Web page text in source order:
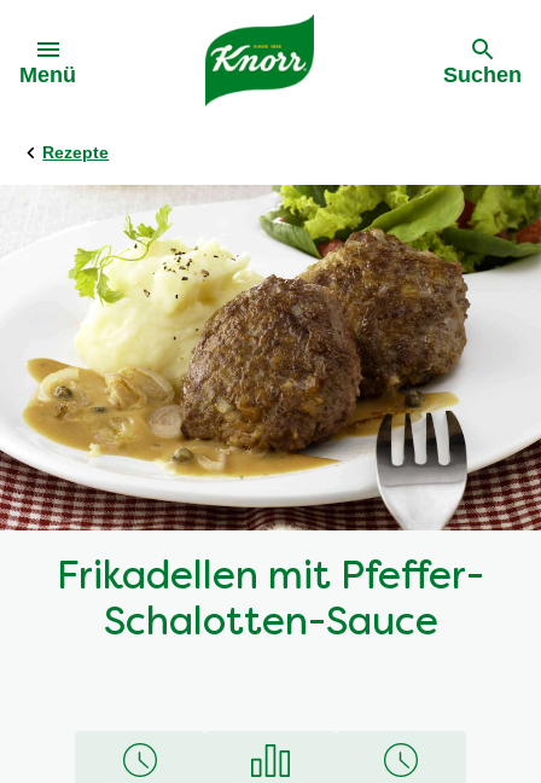
Menü Suchen
Rezepte
Frikadellen mit Pfeffer-
Schalotten-Sauce